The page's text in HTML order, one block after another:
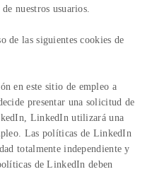
nuestros usuarios.
de las siguientes cookies de
en este sitio de empleo a
presentar una solicitud de
LinkedIn utilizará una
Las políticas de LinkedIn
totalmente independiente y
de LinkedIn deben